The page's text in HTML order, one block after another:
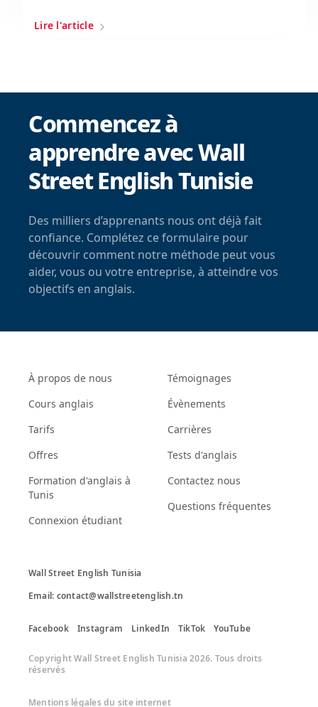
Lire l'article
Commencez à
apprendre avec Wall
Street English Tunisie
Des milliers d’apprenants nous ont déjà fait
confiance. Complétez ce formulaire pour
découvrir comment notre méthode peut vous
aider, vous ou votre entreprise, à atteindre vos
objectifs en anglais.
À propos de nous
Cours anglais
Tarifs
Offres
Formation d'anglais à
Tunis
Connexion étudiant
Témoignages
Évènements
Carrières
Tests d'anglais
Contactez nous
Questions fréquentes
Wall Street English Tunisia
Email: contact@wallstreetenglish.tn
Facebook Instagram LinkedIn TikTok YouTube
Copyright Wall Street English Tunisia 2026. Tous droits
réservés
Mentions légales du site internet